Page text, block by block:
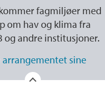
fagmiljøer med
om hav og klima fra
og andre institusjoner.
arrangementet sine